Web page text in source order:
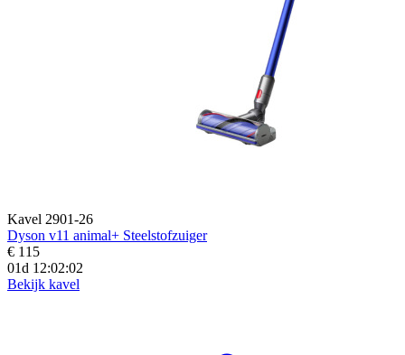
Kavel 2901-26
Dyson v11 animal+ Steelstofzuiger
€ 115
01d 12:02:01
Bekijk kavel